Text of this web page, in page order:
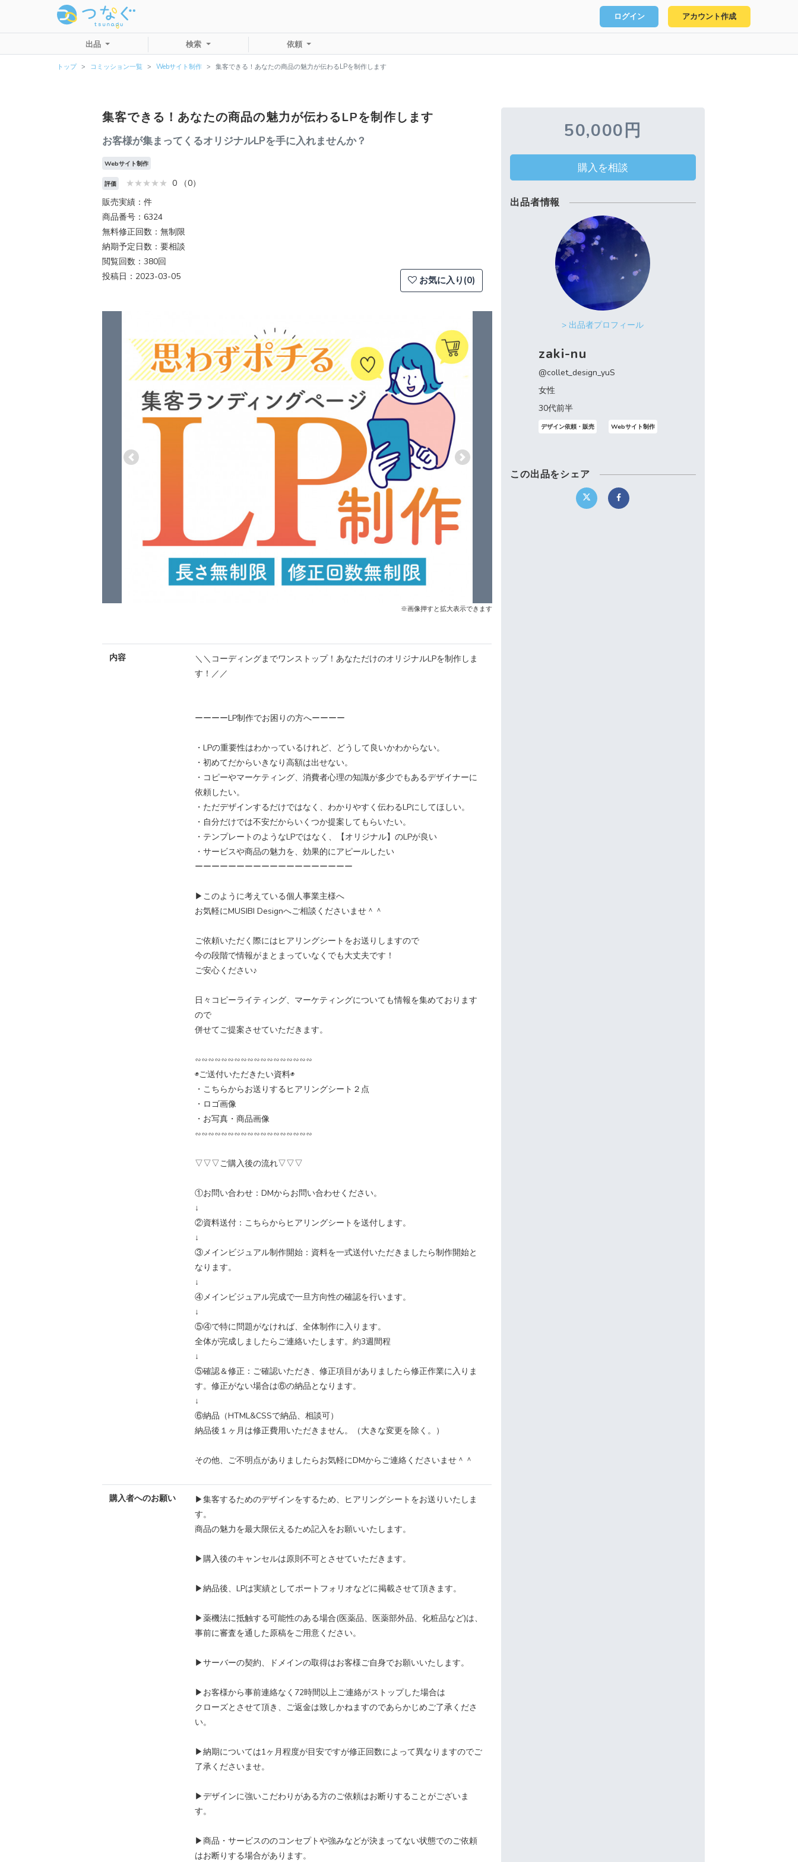
ログイン アカウント作成
出品 検索 依頼
トップ コミッション一覧 Webサイト制作 集客できる！あなたの商品の魅力が伝わるLPを制作します
集客できる！あなたの商品の魅力が伝わるLPを制作します
お客様が集まってくるオリジナルLPを手に入れませんか？
Webサイト制作
評価
0 （0）
販売実績：件
商品番号：6324
無料修正回数：無制限
納期予定日数：要相談
閲覧回数：380回
投稿日：2023-03-05
お気に入り(0)
Previous Next
※画像押すと拡大表示できます
内容
＼＼コーディングまでワンストップ！あなただけのオリジナルLPを制作しま
す！／／
ーーーーLP制作でお困りの方へーーーー
・LPの重要性はわかっているけれど、どうして良いかわからない。
・初めてだからいきなり高額は出せない。
・コピーやマーケティング、消費者心理の知識が多少でもあるデザイナーに
依頼したい。
・ただデザインするだけではなく、わかりやすく伝わるLPにしてほしい。
・自分だけでは不安だからいくつか提案してもらいたい。
・テンプレートのようなLPではなく、【オリジナル】のLPが良い
・サービスや商品の魅力を、効果的にアピールしたい
ーーーーーーーーーーーーーーーーーーー
▶︎このように考えている個人事業主様へ
お気軽にMUSIBI Designへご相談くださいませ＾＾
ご依頼いただく際にはヒアリングシートをお送りしますので
今の段階で情報がまとまっていなくでも大丈夫です！
ご安心ください♪
日々コピーライティング、マーケティングについても情報を集めております
ので
併せてご提案させていただきます。
∽∽∽∽∽∽∽∽∽∽∽∽∽∽∽∽∽∽
◉ご送付いただきたい資料◉
・こちらからお送りするヒアリングシート２点
・ロゴ画像
・お写真・商品画像
∽∽∽∽∽∽∽∽∽∽∽∽∽∽∽∽∽∽
▽▽▽ご購入後の流れ▽▽▽
①お問い合わせ：DMからお問い合わせください。
↓
②資料送付：こちらからヒアリングシートを送付します。
↓
③メインビジュアル制作開始：資料を一式送付いただきましたら制作開始と
なります。
↓
④メインビジュアル完成で一旦方向性の確認を行います。
↓
⑤④で特に問題がなければ、全体制作に入ります。
全体が完成しましたらご連絡いたします。約3週間程
↓
⑤確認＆修正：ご確認いただき、修正項目がありましたら修正作業に入りま
す。修正がない場合は⑥の納品となります。
↓
⑥納品（HTML&CSSで納品、相談可）
納品後１ヶ月は修正費用いただきません。（大きな変更を除く。）
その他、ご不明点がありましたらお気軽にDMからご連絡くださいませ＾＾
購入者へのお願い
▶︎集客するためのデザインをするため、ヒアリングシートをお送りいたしま
す。
商品の魅力を最大限伝えるため記入をお願いいたします。
▶︎購入後のキャンセルは原則不可とさせていただきます。
▶︎納品後、LPは実績としてポートフォリオなどに掲載させて頂きます。
▶︎薬機法に抵触する可能性のある場合(医薬品、医薬部外品、化粧品など)は、
事前に審査を通した原稿をご用意ください。
▶︎サーバーの契約、ドメインの取得はお客様ご自身でお願いいたします。
▶︎お客様から事前連絡なく72時間以上ご連絡がストップした場合は
クローズとさせて頂き、ご返金は致しかねますのであらかじめご了承くださ
い。
▶︎納期については1ヶ月程度が目安ですが修正回数によって異なりますのでご
了承くださいませ。
▶︎デザインに強いこだわりがある方のご依頼はお断りすることがございま
す。
▶︎商品・サービスののコンセプトや強みなどが決まってない状態でのご依頼
はお断りする場合があります。
50,000円
購入を相談
出品者情報
> 出品者プロフィール
zaki-nu
@collet_design_yuS
女性
30代前半
デザイン依頼・販売 Webサイト制作
この出品をシェア